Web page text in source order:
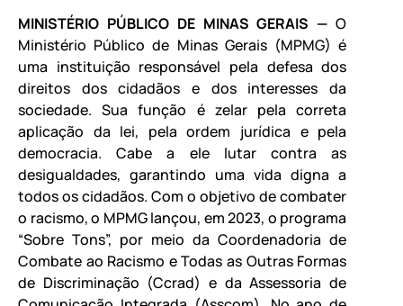
MINISTÉRIO PÚBLICO DE MINAS GERAIS — O
Ministério Público de Minas Gerais (MPMG) é
uma instituição responsável pela defesa dos
direitos dos cidadãos e dos interesses da
sociedade. Sua função é zelar pela correta
aplicação da lei, pela ordem jurídica e pela
democracia. Cabe a ele lutar contra as
desigualdades, garantindo uma vida digna a
todos os cidadãos. Com o objetivo de combater
o racismo, o MPMG lançou, em 2023, o programa
“Sobre Tons”, por meio da Coordenadoria de
Combate ao Racismo e Todas as Outras Formas
de Discriminação (Ccrad) e da Assessoria de